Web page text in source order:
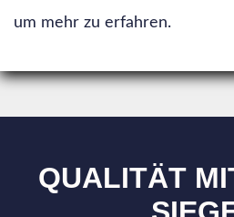
um mehr zu erfahren.
QUALITÄT